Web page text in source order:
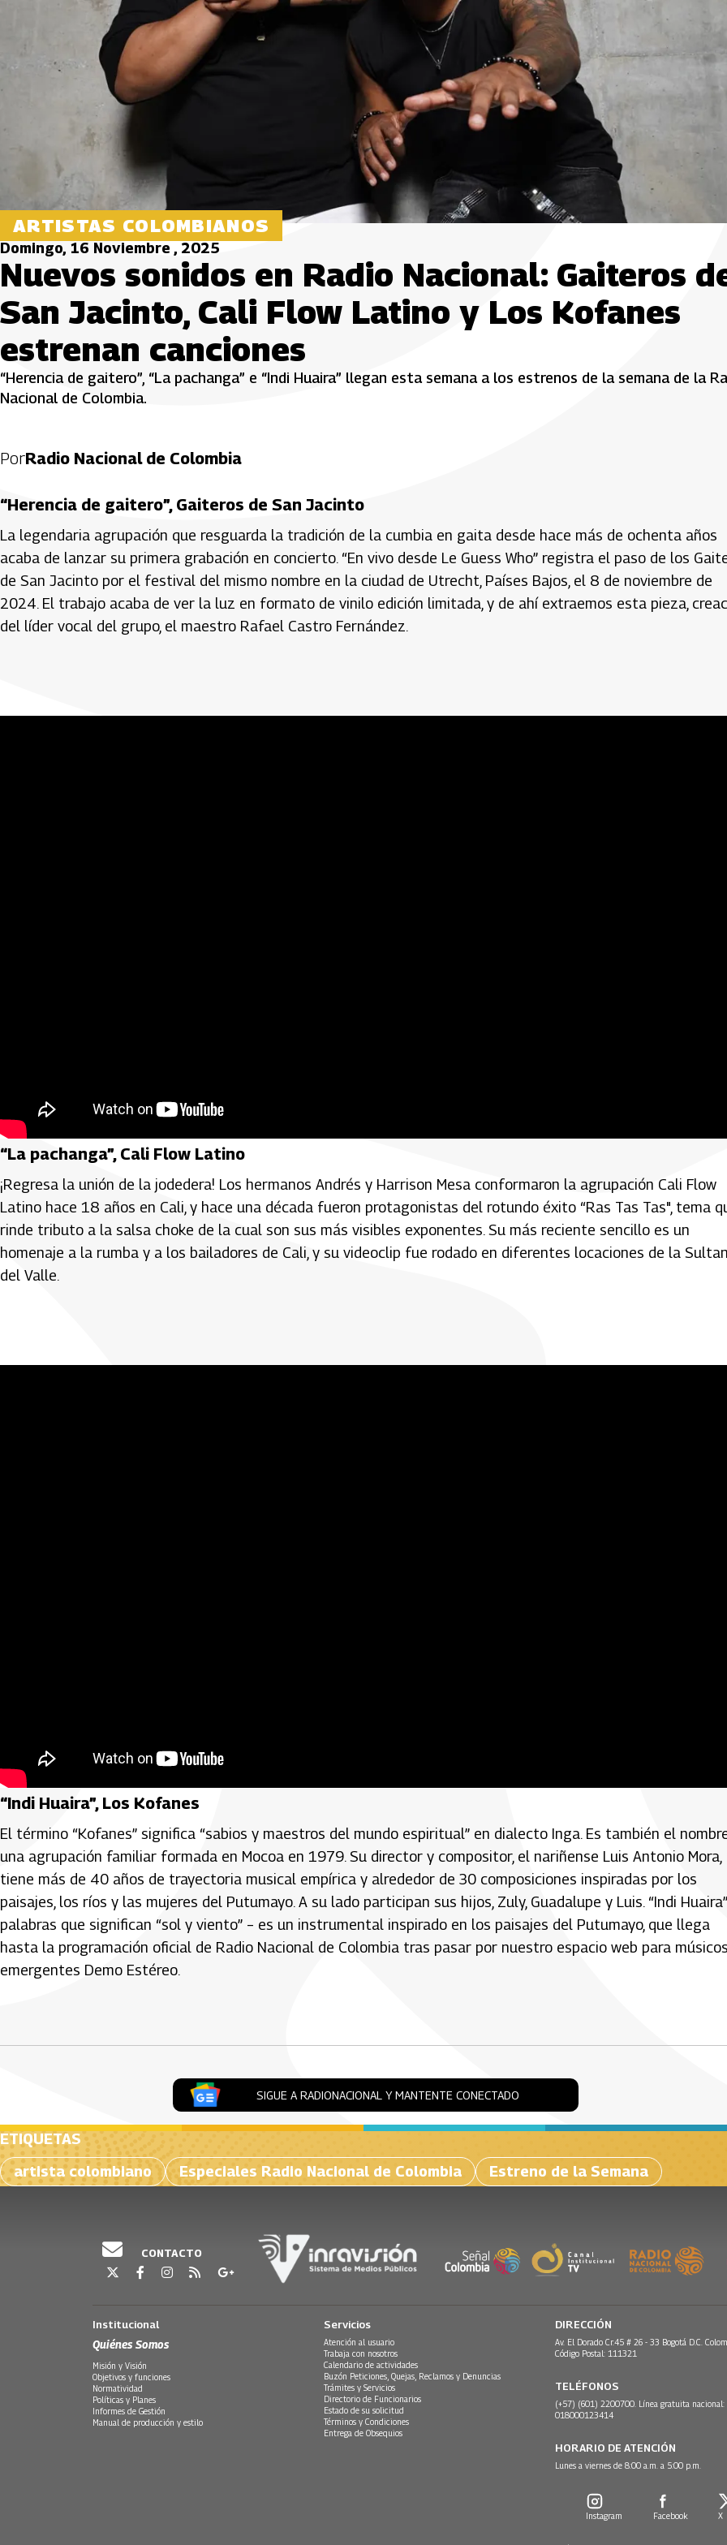
ARTISTAS COLOMBIANOS
Domingo, 16 Noviembre , 2025
Nuevos sonidos en Radio Nacional: Gaiteros
San Jacinto, Cali Flow Latino y Los Kofanes
estrenan canciones
“Herencia de gaitero”, “La pachanga” e “Indi Huaira” llegan esta semana a los estrenos de la semana de la
Nacional de Colombia.
PorRadio Nacional de Colombia
“Herencia de gaitero”, Gaiteros de San Jacinto
La legendaria agrupación que resguarda la tradición de la cumbia en gaita desde hace más de ochenta años
acaba de lanzar su primera grabación en concierto. “En vivo desde Le Guess Who” registra el paso de los
de San Jacinto por el festival del mismo nombre en la ciudad de Utrecht, Países Bajos, el 8 de noviembre de
2024. El trabajo acaba de ver la luz en formato de vinilo edición limitada, y de ahí extraemos esta pieza,
del líder vocal del grupo, el maestro Rafael Castro Fernández.
“La pachanga”, Cali Flow Latino
¡Regresa la unión de la jodedera! Los hermanos Andrés y Harrison Mesa conformaron la agrupación Cali Flow
Latino hace 18 años en Cali, y hace una década fueron protagonistas del rotundo éxito “Ras Tas Tas", tema
rinde tributo a la salsa choke de la cual son sus más visibles exponentes. Su más reciente sencillo es un
homenaje a la rumba y a los bailadores de Cali, y su videoclip fue rodado en diferentes locaciones de la
del Valle.
“Indi Huaira”, Los Kofanes
El término “Kofanes” significa “sabios y maestros del mundo espiritual” en dialecto Inga. Es también el
una agrupación familiar formada en Mocoa en 1979. Su director y compositor, el nariñense Luis Antonio Mora,
tiene más de 40 años de trayectoria musical empírica y alrededor de 30 composiciones inspiradas por los
paisajes, los ríos y las mujeres del Putumayo. A su lado participan sus hijos, Zuly, Guadalupe y Luis. “Indi
palabras que significan “sol y viento” – es un instrumental inspirado en los paisajes del Putumayo, que llega
hasta la programación oficial de Radio Nacional de Colombia tras pasar por nuestro espacio web para músicos
emergentes Demo Estéreo.
SIGUE A RADIONACIONAL Y MANTENTE CONECTADO
ETIQUETAS
artista colombiano
Especiales Radio Nacional de Colombia Estreno de la Semana
CONTACTO
Institucional
Quiénes Somos
Misión y Visión
Objetivos y funciones
Normatividad
Políticas y Planes
Informes de Gestión
Manual de producción y estilo
Servicios
Atención al usuario
Trabaja con nosotros
Calendario de actividades
Buzón Peticiones, Quejas, Reclamos y Denuncias
Trámites y Servicios
Directorio de Funcionarios
Estado de su solicitud
Términos y Condiciones
Entrega de Obsequios
DIRECCIÓN
Av. El Dorado Cr.45 # 26 - 33 Bogotá D.C.
Código Postal: 111321
TELÉFONOS
(+57) (601) 2200700. Línea gratuita nacional:
018000123414
HORARIO DE ATENCIÓN
Lunes a viernes de 8:00 a.m. a 5:00 p.m.
Instagram Facebook X